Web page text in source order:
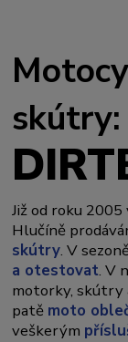
skútry:
Již od roku
Hlučíně
skútry. V
a otestovat. V
motorky, skútry
patě moto
veškerým